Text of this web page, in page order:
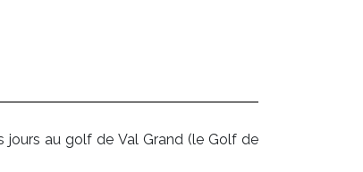
au golf de Val Grand (le Golf de